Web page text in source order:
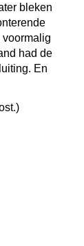
bleken
had de
En